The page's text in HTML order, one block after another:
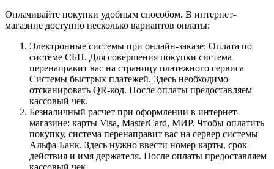
Оплачивайте покупки удобным способом. В интернет-
магазине доступно несколько вариантов оплаты:
Электронные системы при онлайн-заказе: Оплата по
системе СБП. Для совершения покупки система
перенаправит вас на страницу платежного сервиса
Системы быстрых платежей. Здесь необходимо
отсканировать QR-код. После оплаты предоставляем
кассовый чек.
Безналичный расчет при оформлении в интернет-
магазине: карты Visa, MasterCard, МИР. Чтобы оплатить
покупку, система перенаправит вас на сервер системы
Альфа-Банк. Здесь нужно ввести номер карты, срок
действия и имя держателя. После оплаты предоставляем
кассовый чек.